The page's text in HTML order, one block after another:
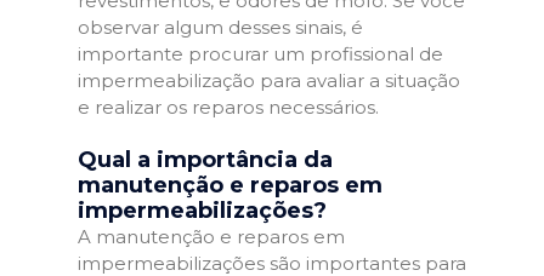
observar algum desses sinais, é
importante procurar um profissional de
impermeabilização para avaliar a situação
e realizar os reparos necessários.
Qual a importância da
manutenção e reparos em
impermeabilizações?
A manutenção e reparos em
impermeabilizações são importantes para